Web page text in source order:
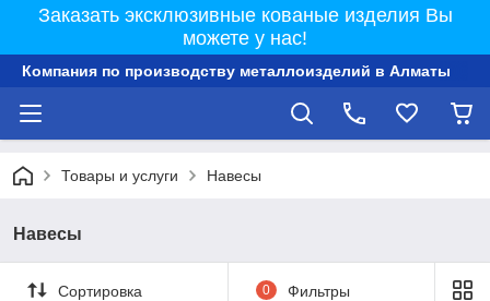
Заказать эксклюзивные кованые изделия Вы
можете у нас!
Компания по производству металлоизделий в Алматы
Товары и услуги Навесы
Навесы
Сортировка 0 Фильтры